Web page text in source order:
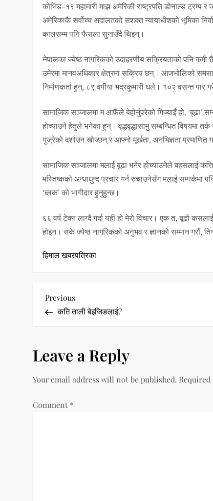
कोभिड-१९ महामारी माझ अमेरिकी राष्ट्रपति डोनाल्ड ट्रम्प
अमेरिकाकै सर्वोच्च अदालतको सशक्त न्यायाधीशको भूमिका
कालसम्म पनि फैसला सुनाउँदै थिइन्।
नेपालका ज्येष्ठ नागरिकको उदाहरणीय सक्रियताको पनि कमी
उमेरमा मानवअधिकार क्षेत्रमा सक्रिय छन्। आजभोलिको
निर्माणकर्ता हुन्, ८९ वर्पीया भद्रकुमारी घले। १०२ वसन्त
सामाजिक सञ्जालमा म आफैंले बेहोर्नुपरेको गिज्याइँ हो, ‘बूढा’
होच्याउने हेतुले भनेका हुन्। वृद्धवृद्धासामु सम्बन्धित विषयमा
गुज्रेको दर्शाउन खोज्छन् र आफ्नो मूर्खता, अनभिज्ञता प्रमाणित
सामाजिक सञ्जालमा मलाई बूढा भनेर होच्याउनेले बहसलाई
मस्तिष्कको अन्धाधुन्द प्रचार गर्न रुचाउनेसँग मलाई
‘ब्लक’ को भागीदार हुनुहुन्छ।
६६ वर्ष टेक्न लाग्दै गर्दा यही हो मेरो विचार। एक त, बूढो
होइन। सके ज्येष्ठ नागरिकको अनुभव र ज्ञानको सम्मान गरौं,
हिमाल खबरपत्रिका
P
o
t
n
a
Previous
Post
Previous
कति ताली बेइजिङलाई?
Leave a Reply
Your email address will not be published.
Comment *